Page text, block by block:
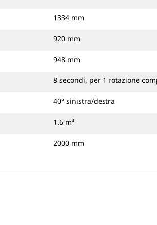
1334 mm
920 mm
948 mm
8 secondi, per 1 rotazione
40° sinistra/destra
1.6 m³
2000 mm